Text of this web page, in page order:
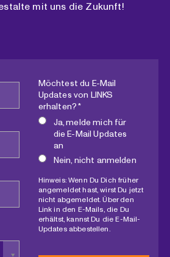
mit uns die Zukunft!
Möchtest du E-Mail
Updates von LINKS
erhalten? *
Ja, melde mich für
die E-Mail Updates
an
Nein, nicht anmelden
Hinweis: Wenn Du Dich früher
angemeldet hast, wirst Du jetzt
nicht abgemeldet. Über den
Link in den E-Mails, die Du
erhältst, kannst Du die E-Mail-
Updates abbestellen.